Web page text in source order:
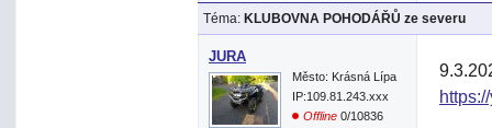
Téma: KLUBOVNA POHODÁŘŮ ze severu
JURA
Město: Krásná Lípa
IP:109.81.243.xxx
Offline 0/10836